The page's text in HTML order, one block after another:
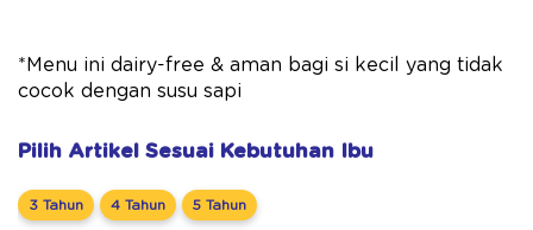
*Menu ini dairy-free & aman bagi si kecil yang tidak
cocok dengan susu sapi
Pilih Artikel Sesuai Kebutuhan Ibu
3 Tahun 4 Tahun 5 Tahun